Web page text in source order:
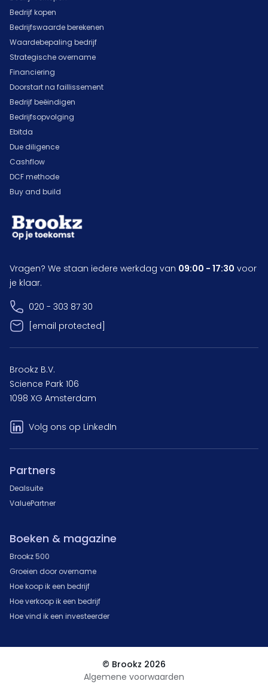
Bedrijf kopen
Bedrijfswaarde berekenen
Waardebepaling bedrijf
Strategische overname
Financiering
Doorstart na faillissement
Bedrijf beëindigen
Bedrijfsopvolging
Ebitda
Due diligence
Cashflow
DCF methode
Buy and build
Vragen? We staan iedere werkdag van 09:00 - 17:30 voor
je klaar.
020 - 303 87 30
[email protected]
Brookz B.V.
Science Park 106
1098 XG Amsterdam
Volg ons op LinkedIn
Partners
Dealsuite
ValuePartner
Boeken & magazine
Brookz 500
Groeien door overname
Hoe koop ik een bedrijf
Hoe verkoop ik een bedrijf
Hoe vind ik een investeerder
© Brookz 2026
Algemene voorwaarden